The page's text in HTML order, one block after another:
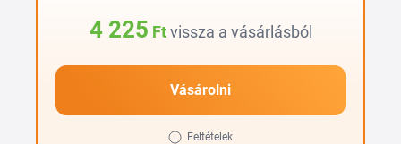
4 225 Ft vissza a vásárlásból
Vásárolni
Feltételek